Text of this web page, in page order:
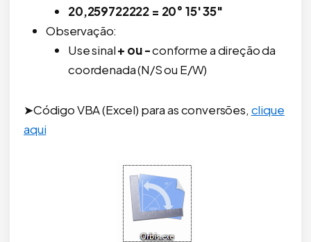
20,259722222 = 20° 15' 35"
Observação:
Use sinal+ ou -conforme a direção da
coordenada (N/S ou E/W)
➤Código VBA (Excel) para as conversões, clique
aqui